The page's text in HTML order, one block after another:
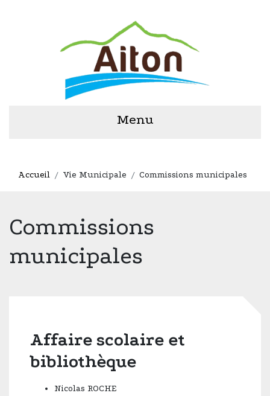
Menu
Accueil Vie Municipale Commissions municipales
Commissions
municipales
Affaire scolaire et
bibliothèque
Nicolas ROCHE